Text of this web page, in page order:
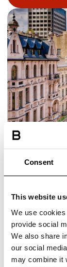
Consent
This website
We use
provide social
We also share
our social
may combine it
Łódź:
08 kwietnia